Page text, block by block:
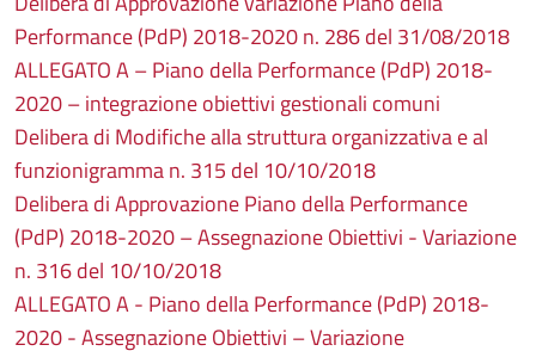
Performance (PdP) 2018-2020 n. 286 del 31/08/2018
ALLEGATO A – Piano della Performance (PdP) 2018-
2020 – integrazione obiettivi gestionali comuni
Delibera di Modifiche alla struttura organizzativa e al
funzionigramma n. 315 del 10/10/2018
Delibera di Approvazione Piano della Performance
(PdP) 2018-2020 – Assegnazione Obiettivi - Variazione
n. 316 del 10/10/2018
ALLEGATO A - Piano della Performance (PdP) 2018-
2020 - Assegnazione Obiettivi – Variazione